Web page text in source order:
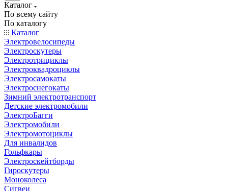
Каталог
По всему сайту
По каталогу
Каталог
Электровелосипеды
Электроскутеры
Электротрициклы
Электроквадроциклы
Электросамокаты
Электроснегокаты
Зимний электротранспорт
Детские электромобили
ЭлектроБагги
Электромобили
Электромотоциклы
Для инвалидов
Гольфкары
Электроскейтборды
Гироскутеры
Моноколеса
Сигвеи